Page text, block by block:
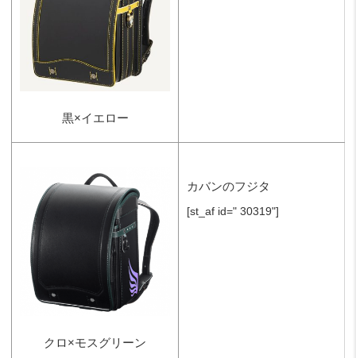
黒×イエロー
クロ×モスグリーン
カバンのフジタ
[st_af id=" 30319"]